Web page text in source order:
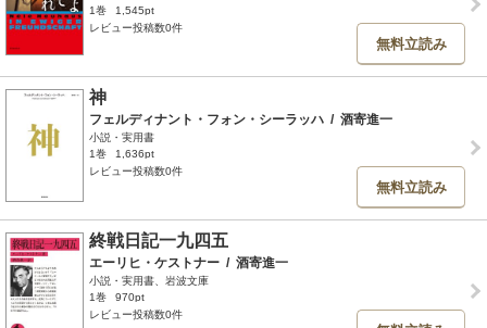
1巻
1,545pt
レビュー投稿数0件
無料立読み
神
フェルディナント・フォン・シーラッハ / 酒寄進一
小説・実用書
1巻
1,636pt
レビュー投稿数0件
無料立読み
終戦日記一九四五
エーリヒ・ケストナー / 酒寄進一
小説・実用書、岩波文庫
1巻
970pt
レビュー投稿数0件